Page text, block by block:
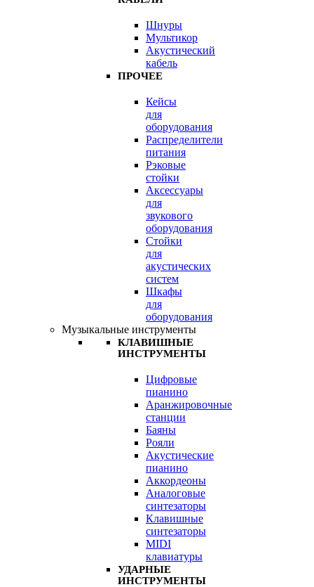
Шнуры
Мультикор
Акустический
кабель
ПРОЧЕЕ
Кейсы
для
оборудования
Распределители
питания
Рэковые
стойки
Аксессуары
для
звукового
оборудования
Стойки
для
акустических
систем
Шкафы
для
оборудования
Музыкальные инструменты
КЛАВИШНЫЕ
ИНСТРУМЕНТЫ
Цифровые
пианино
Аранжировочные
станции
Баяны
Рояли
Акустические
пианино
Аккордеоны
Аналоговые
синтезаторы
Клавишные
синтезаторы
MIDI
клавиатуры
УДАРНЫЕ
ИНСТРУМЕНТЫ